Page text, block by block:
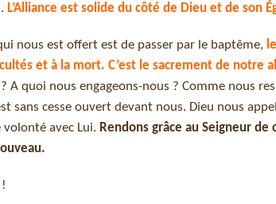
L’Alliance est solide du côté de Dieu et de son
nous est offert est de passer par le baptême,
et à la mort. C’est le sacrement de notre
A quoi nous engageons-nous ? Comme nous
sans cesse ouvert devant nous. Dieu nous
avec Lui. Rendons grâce au Seigneur de